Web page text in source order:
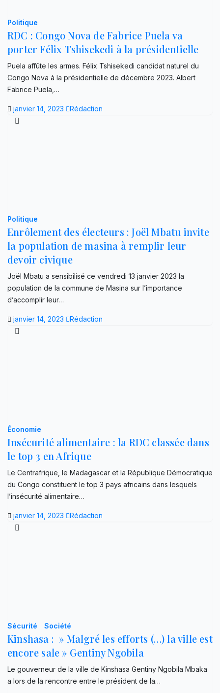
Politique
RDC : Congo Nova de Fabrice Puela va
porter Félix Tshisekedi à la présidentielle
Puela affûte les armes. Félix Tshisekedi candidat naturel du
Congo Nova à la présidentielle de décembre 2023. Albert
Fabrice Puela,…
janvier 14, 2023 Rédaction
Politique
Enrôlement des électeurs : Joël Mbatu invite
la population de masina à remplir leur
devoir civique
Joël Mbatu a sensibilisé ce vendredi 13 janvier 2023 la
population de la commune de Masina sur l’importance
d’accomplir leur…
janvier 14, 2023 Rédaction
Économie
Insécurité alimentaire : la RDC classée dans
le top 3 en Afrique
Le Centrafrique, le Madagascar et la République Démocratique
du Congo constituent le top 3 pays africains dans lesquels
l’insécurité alimentaire…
janvier 14, 2023 Rédaction
Sécurité Société
Kinshasa : » Malgré les efforts (…) la ville est
encore sale » Gentiny Ngobila
Le gouverneur de la ville de Kinshasa Gentiny Ngobila Mbaka
a lors de la rencontre entre le président de la…